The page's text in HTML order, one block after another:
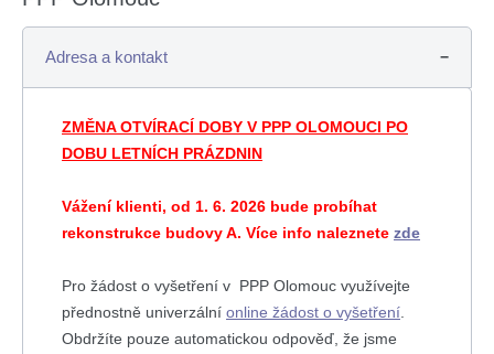
Adresa a kontakt
ZMĚNA OTVÍRACÍ DOBY V PPP OLOMOUCI PO
DOBU LETNÍCH PRÁZDNIN
Vážení klienti, od 1. 6. 2026 bude probíhat
rekonstrukce budovy A. Více info naleznete zde
Pro žádost o vyšetření v PPP Olomouc využívejte
přednostně univerzální online žádost o vyšetření
Obdržíte pouze automatickou odpověď, že jsme